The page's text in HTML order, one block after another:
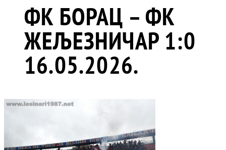
ФК БОРАЦ – ФК
ЖЕЉЕЗНИЧАР 1:0
16.05.2026.